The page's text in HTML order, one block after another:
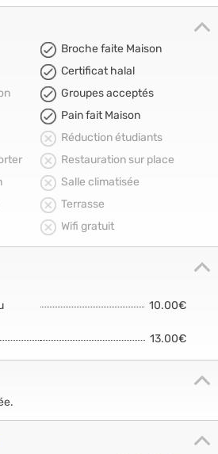
Broche faite Maison
Certificat halal
Groupes acceptés
Pain fait Maison
Réduction étudiants
Restauration sur place
Salle climatisée
Terrasse
Wifi gratuit
10.00€
13.00€